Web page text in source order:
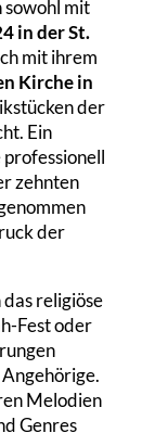
sowohl mit
in der St.
mit ihrem
Kirche in
der
Ein
zehnten
der
religiöse
Fest oder
Melodien
Genres